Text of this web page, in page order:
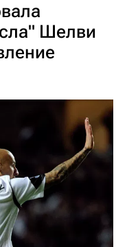
Шелви